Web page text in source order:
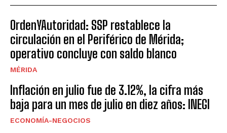
OrdenYAutoridad: SSP restablece la
circulación en el Periférico de Mérida;
operativo concluye con saldo blanco
MÉRIDA
Inflación en julio fue de 3.12%, la cifra más
baja para un mes de julio en diez años: INEGI
ECONOMÍA-NEGOCIOS